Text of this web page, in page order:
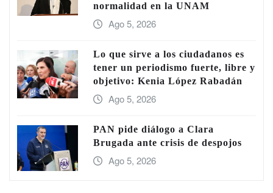
normalidad en la UNAM
Ago 5, 2026
Lo que sirve a los ciudadanos es
tener un periodismo fuerte, libre y
objetivo: Kenia López Rabadán
Ago 5, 2026
PAN pide diálogo a Clara
Brugada ante crisis de despojos
Ago 5, 2026